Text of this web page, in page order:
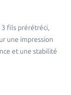
fils prérétréci,
une impression
et une stabilité